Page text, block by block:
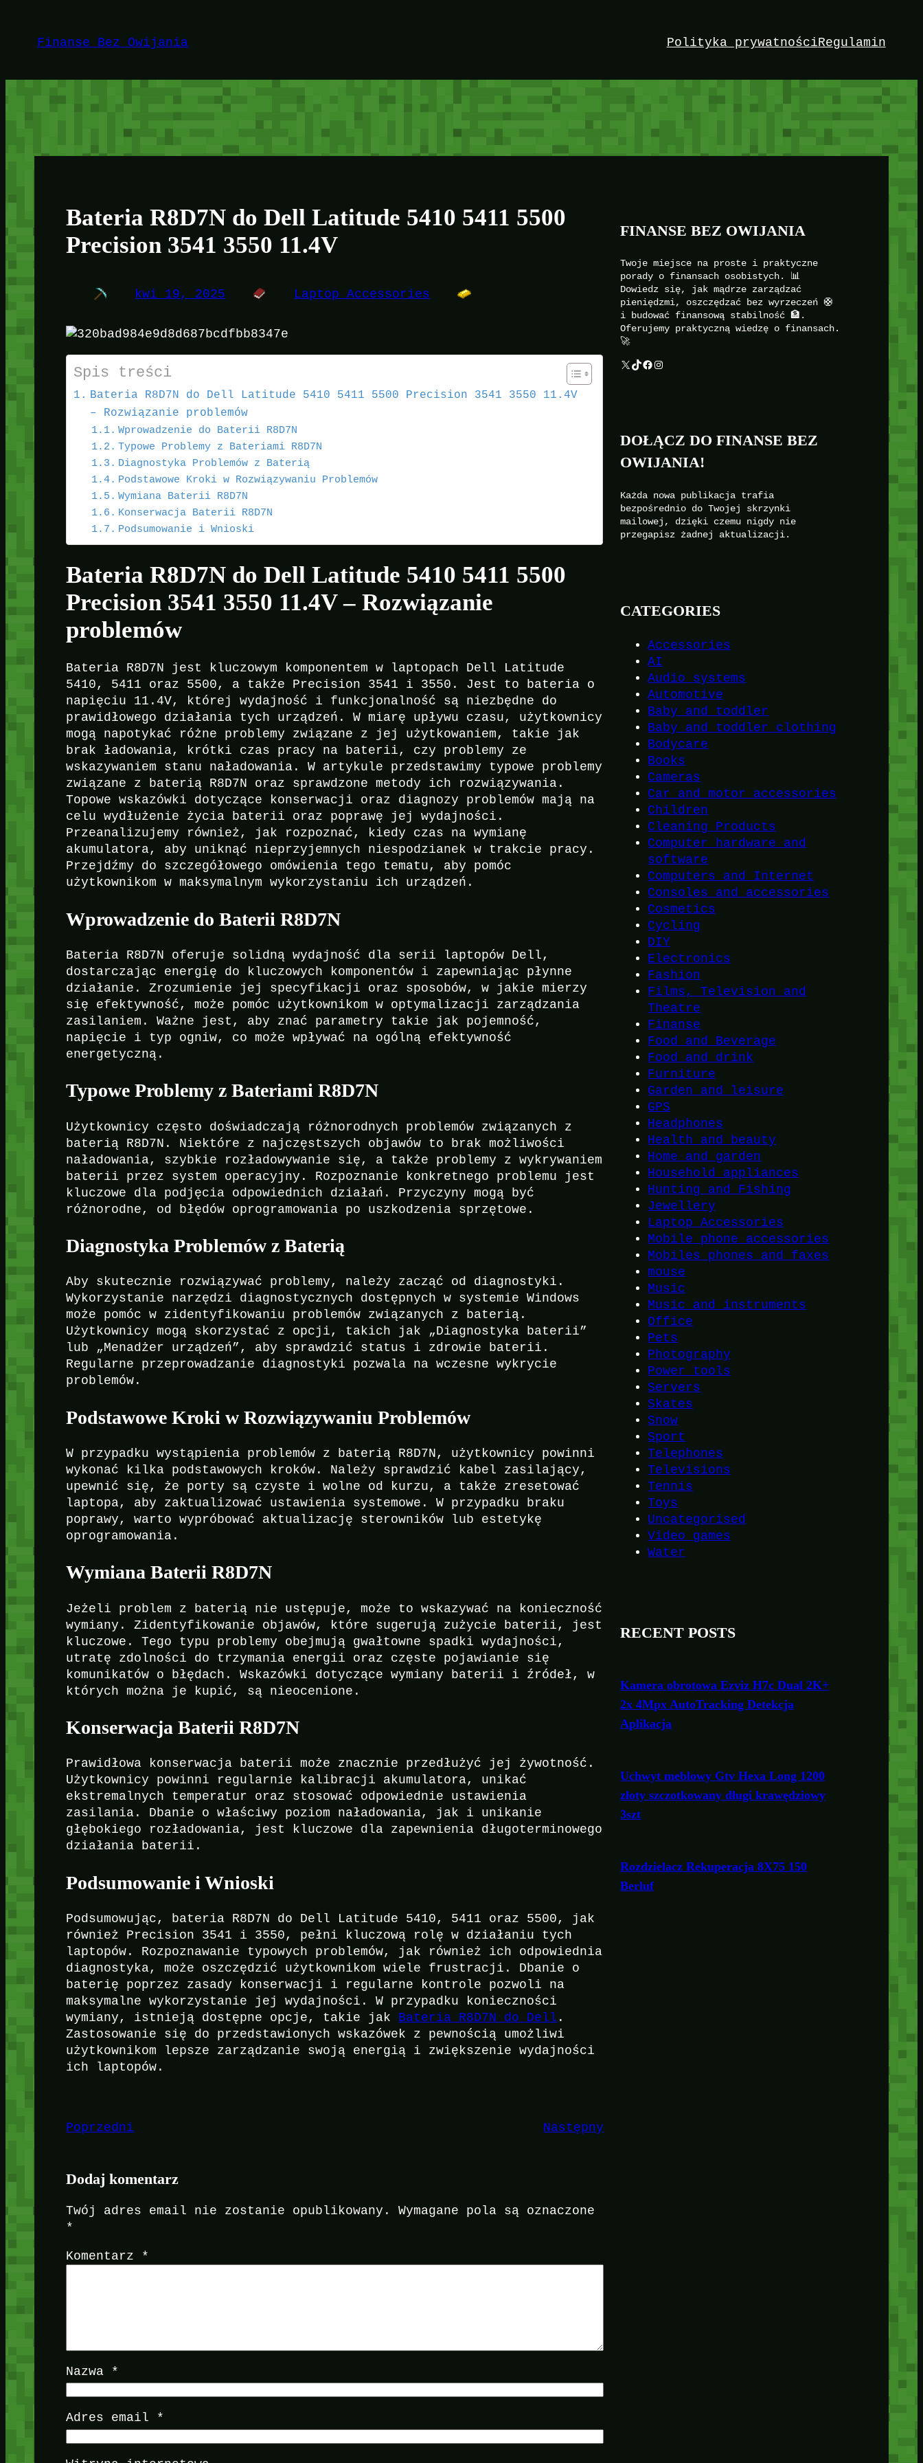
treściFinanse Bez Owijania Polityka prywatnościRegulamin
Bateria R8D7N do Dell Latitude 5410 5411 5500
Precision 3541 3550 11.4V
kwi 19, 2025 Laptop Accessories
Spis treści
Bateria R8D7N do Dell Latitude 5410 5411 5500 Precision 3541 3550 11.4V
– Rozwiązanie problemów
Wprowadzenie do Baterii R8D7N
Typowe Problemy z Bateriami R8D7N
Diagnostyka Problemów z Baterią
Podstawowe Kroki w Rozwiązywaniu Problemów
Wymiana Baterii R8D7N
Konserwacja Baterii R8D7N
Podsumowanie i Wnioski
Bateria R8D7N do Dell Latitude 5410 5411 5500
Precision 3541 3550 11.4V – Rozwiązanie
problemów
Bateria R8D7N jest kluczowym komponentem w laptopach Dell Latitude
5410, 5411 oraz 5500, a także Precision 3541 i 3550. Jest to bateria o
napięciu 11.4V, której wydajność i funkcjonalność są niezbędne do
prawidłowego działania tych urządzeń. W miarę upływu czasu, użytkownicy
mogą napotykać różne problemy związane z jej użytkowaniem, takie jak
brak ładowania, krótki czas pracy na baterii, czy problemy ze
wskazywaniem stanu naładowania. W artykule przedstawimy typowe problemy
związane z baterią R8D7N oraz sprawdzone metody ich rozwiązywania.
Topowe wskazówki dotyczące konserwacji oraz diagnozy problemów mają na
celu wydłużenie życia baterii oraz poprawę jej wydajności.
Przeanalizujemy również, jak rozpoznać, kiedy czas na wymianę
akumulatora, aby uniknąć nieprzyjemnych niespodzianek w trakcie pracy.
Przejdźmy do szczegółowego omówienia tego tematu, aby pomóc
użytkownikom w maksymalnym wykorzystaniu ich urządzeń.
Wprowadzenie do Baterii R8D7N
Bateria R8D7N oferuje solidną wydajność dla serii laptopów Dell,
dostarczając energię do kluczowych komponentów i zapewniając płynne
działanie. Zrozumienie jej specyfikacji oraz sposobów, w jakie mierzy
się efektywność, może pomóc użytkownikom w optymalizacji zarządzania
zasilaniem. Ważne jest, aby znać parametry takie jak pojemność,
napięcie i typ ogniw, co może wpływać na ogólną efektywność
energetyczną.
Typowe Problemy z Bateriami R8D7N
Użytkownicy często doświadczają różnorodnych problemów związanych z
baterią R8D7N. Niektóre z najczęstszych objawów to brak możliwości
naładowania, szybkie rozładowywanie się, a także problemy z wykrywaniem
baterii przez system operacyjny. Rozpoznanie konkretnego problemu jest
kluczowe dla podjęcia odpowiednich działań. Przyczyny mogą być
różnorodne, od błędów oprogramowania po uszkodzenia sprzętowe.
Diagnostyka Problemów z Baterią
Aby skutecznie rozwiązywać problemy, należy zacząć od diagnostyki.
Wykorzystanie narzędzi diagnostycznych dostępnych w systemie Windows
może pomóc w zidentyfikowaniu problemów związanych z baterią.
Użytkownicy mogą skorzystać z opcji, takich jak „Diagnostyka baterii”
lub „Menadżer urządzeń”, aby sprawdzić status i zdrowie baterii.
Regularne przeprowadzanie diagnostyki pozwala na wczesne wykrycie
problemów.
Podstawowe Kroki w Rozwiązywaniu Problemów
W przypadku wystąpienia problemów z baterią R8D7N, użytkownicy powinni
wykonać kilka podstawowych kroków. Należy sprawdzić kabel zasilający,
upewnić się, że porty są czyste i wolne od kurzu, a także zresetować
laptopa, aby zaktualizować ustawienia systemowe. W przypadku braku
poprawy, warto wypróbować aktualizację sterowników lub estetykę
oprogramowania.
Wymiana Baterii R8D7N
Jeżeli problem z baterią nie ustępuje, może to wskazywać na konieczność
wymiany. Zidentyfikowanie objawów, które sugerują zużycie baterii, jest
kluczowe. Tego typu problemy obejmują gwałtowne spadki wydajności,
utratę zdolności do trzymania energii oraz częste pojawianie się
komunikatów o błędach. Wskazówki dotyczące wymiany baterii i źródeł, w
których można je kupić, są nieocenione.
Konserwacja Baterii R8D7N
Prawidłowa konserwacja baterii może znacznie przedłużyć jej żywotność.
Użytkownicy powinni regularnie kalibracji akumulatora, unikać
ekstremalnych temperatur oraz stosować odpowiednie ustawienia
zasilania. Dbanie o właściwy poziom naładowania, jak i unikanie
głębokiego rozładowania, jest kluczowe dla zapewnienia długoterminowego
działania baterii.
Podsumowanie i Wnioski
Podsumowując, bateria R8D7N do Dell Latitude 5410, 5411 oraz 5500, jak
również Precision 3541 i 3550, pełni kluczową rolę w działaniu tych
laptopów. Rozpoznawanie typowych problemów, jak również ich odpowiednia
diagnostyka, może oszczędzić użytkownikom wiele frustracji. Dbanie o
baterię poprzez zasady konserwacji i regularne kontrole pozwoli na
maksymalne wykorzystanie jej wydajności. W przypadku konieczności
wymiany, istnieją dostępne opcje, takie jak Bateria R8D7N do Dell .
Zastosowanie się do przedstawionych wskazówek z pewnością umożliwi
użytkownikom lepsze zarządzanie swoją energią i zwiększenie wydajności
ich laptopów.
Poprzedni Następny
Dodaj komentarz
Twój adres email nie zostanie opublikowany.
Wymagane pola są oznaczone
*
Komentarz *
Nazwa *
Adres email *
FINANSE BEZ OWIJANIA
Twoje miejsce na proste i praktyczne
porady o finansach osobistych. 📊
Dowiedz się, jak mądrze zarządzać
pieniędzmi, oszczędzać bez wyrzeczeń 🛟
i budować finansową stabilność 🏦.
Oferujemy praktyczną wiedzę o finansach.
🚀
X TikTok Facebook Instagram
DOŁĄCZ DO FINANSE BEZ
OWIJANIA!
Każda nowa publikacja trafia
bezpośrednio do Twojej skrzynki
mailowej, dzięki czemu nigdy nie
przegapisz żadnej aktualizacji.
CATEGORIES
Accessories
AI
Audio systems
Automotive
Baby and toddler
Baby and toddler clothing
Bodycare
Books
Cameras
Car and motor accessories
Children
Cleaning Products
Computer hardware and
software
Computers and Internet
Consoles and accessories
Cosmetics
Cycling
DIY
Electronics
Fashion
Films, Television and
Theatre
Finanse
Food and Beverage
Food and drink
Furniture
Garden and leisure
GPS
Headphones
Health and beauty
Home and garden
Household appliances
Hunting and Fishing
Jewellery
Laptop Accessories
Mobile phone accessories
Mobiles phones and faxes
mouse
Music
Music and instruments
Office
Pets
Photography
Power tools
Servers
Skates
Snow
Sport
Telephones
Televisions
Tennis
Toys
Uncategorised
Video games
Water
RECENT POSTS
Kamera obrotowa Ezviz H7c Dual 2K+
2x 4Mpx AutoTracking Detekcja
Aplikacja
Uchwyt meblowy Gtv Hexa Long 1200
złoty szczotkowany długi krawędziowy
3szt
Rozdzielacz Rekuperacja 8X75 150
Berluf